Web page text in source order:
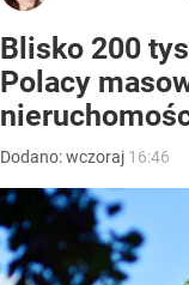
Blisko 200
Polacy
Dodano:wczoraj 16:46